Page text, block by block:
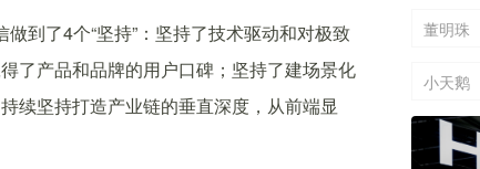
到了4个“坚持”：坚持了技术驱动和对极致
了产品和品牌的用户口碑；坚持了建场景化
续坚持打造产业链的垂直深度，从前端显
董明珠
小天鹅